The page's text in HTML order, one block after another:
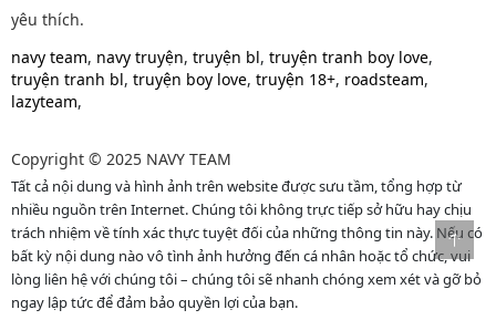
yêu thích.
navy team, navy truyện, truyện bl, truyện tranh boy love,
truyện tranh bl, truyện boy love, truyện 18+, roadsteam,
lazyteam,
Copyright © 2025 NAVY TEAM
Tất cả nội dung và hình ảnh trên website được sưu tầm, tổng hợp từ
nhiều nguồn trên Internet. Chúng tôi không trực tiếp sở hữu hay chịu
trách nhiệm về tính xác thực tuyệt đối của những thông tin này. Nếu có
bất kỳ nội dung nào vô tình ảnh hưởng đến cá nhân hoặc tổ chức, vui
lòng liên hệ với chúng tôi – chúng tôi sẽ nhanh chóng xem xét và gỡ bỏ
ngay lập tức để đảm bảo quyền lợi của bạn.